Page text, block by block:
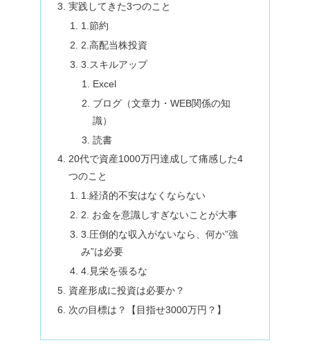
実践してきた3つのこと
1.節約
2.高配当株投資
3.スキルアップ
Excel
ブログ（文章力・WEB関係の知
識）
読書
20代で資産1000万円達成して痛感した4
つのこと
1.経済的不安はなくならない
2. お金を意識しすぎないことが大事
3.圧倒的な収入がないなら、何か”強
み”は必要
4.見栄を張るな
資産形成に投資は必要か？
次の目標は？【目指せ3000万円？】